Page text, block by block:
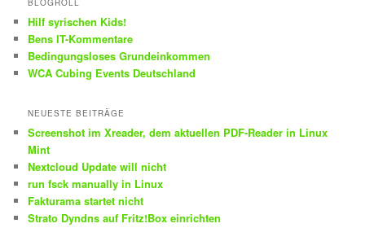
Hilf syrischen Kids!
Bens IT-Kommentare
Bedingungsloses Grundeinkommen
WCA Cubing Events Deutschland
NEUESTE BEITRÄGE
Screenshot im Xreader, dem aktuellen PDF-Reader in Linux
Mint
Nextcloud Update will nicht
run fsck manually in Linux
Fakturama startet nicht
Strato Dyndns auf Fritz!Box einrichten